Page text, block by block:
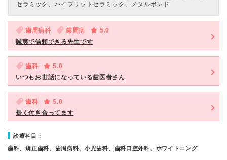
セラミック、ハイブリットセラミック、メタルボンド
歯周病科 歯周病
5.0
誠実で信頼できる先生です
歯科
5.0
いつもお世話になっている歯医者さん
歯科
5.0
長く付き合ってます
診療科目：
歯科、矯正歯科、歯周病科、小児歯科、歯科口腔外科、ホワイトニング